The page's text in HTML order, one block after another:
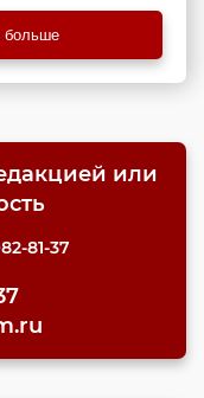
больше
или
81-37